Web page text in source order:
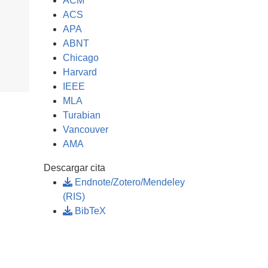
ACS
APA
ABNT
Chicago
Harvard
IEEE
MLA
Turabian
Vancouver
AMA
Descargar cita
Endnote/Zotero/Mendeley
(RIS)
BibTeX